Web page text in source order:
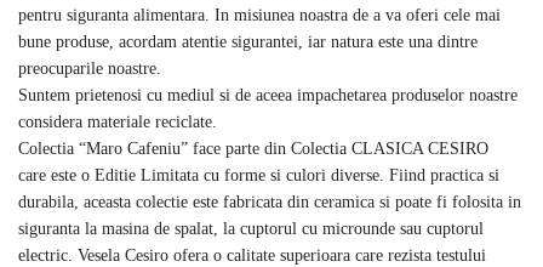
pentru siguranta alimentara. In misiunea noastra de a va oferi cele mai
bune produse, acordam atentie sigurantei, iar natura este una dintre
preocuparile noastre.
Suntem prietenosi cu mediul si de aceea impachetarea produselor noastre
considera materiale reciclate.
Colectia “Maro Cafeniu” face parte din Colectia CLASICA CESIRO
care este o Editie Limitata cu forme si culori diverse. Fiind practica si
durabila, aceasta colectie este fabricata din ceramica si poate fi folosita in
siguranta la masina de spalat, la cuptorul cu microunde sau cuptorul
electric. Vesela Cesiro ofera o calitate superioara care rezista testului